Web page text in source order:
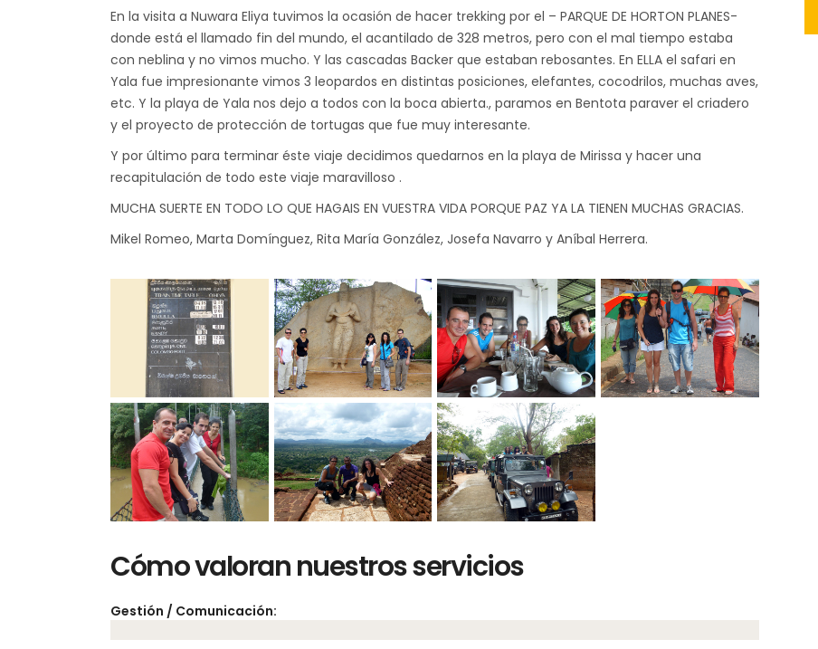
En la visita a Nuwara Eliya tuvimos la ocasión de hacer trekking por el – PARQUE DE HORTON PLANES-
donde está el llamado fin del mundo, el acantilado de 328 metros, pero con el mal tiempo estaba
con neblina y no vimos mucho. Y las cascadas Backer que estaban rebosantes. En ELLA el safari en
Yala fue impresionante vimos 3 leopardos en distintas posiciones, elefantes, cocodrilos, muchas aves,
etc. Y la playa de Yala nos dejo a todos con la boca abierta., paramos en Bentota paraver el criadero
y el proyecto de protección de tortugas que fue muy interesante.
Y por último para terminar éste viaje decidimos quedarnos en la playa de Mirissa y hacer una
recapitulación de todo este viaje maravilloso .
MUCHA SUERTE EN TODO LO QUE HAGAIS EN VUESTRA VIDA PORQUE PAZ YA LA TIENEN MUCHAS GRACIAS.
Mikel Romeo, Marta Domínguez, Rita María González, Josefa Navarro y Aníbal Herrera.
Cómo valoran nuestros servicios
Gestión / Comunicación: